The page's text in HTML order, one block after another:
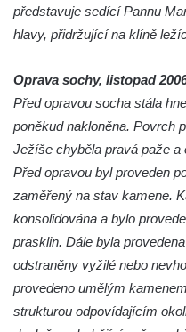
Socha Kozorožec horský
Socha Včela v ZOO
Socha Nosorožík v ZOO
Socha Beruška v ZOO
Socha Vážka v ZOO
Socha Volavka v ZOO
Flamingo trůn v ZOO
Lysá nad Labem, barokní
Socha Opičákovník v
představuje sedící Pannu
hlavy, přidržující na klíně
Oprava sochy, listopad
Před opravou socha stála
poněkud nakloněna. Povrch
Ježíše chyběla pravá paže a
Před opravou byl proveden
zaměřený na stav kamene.
konsolidována a bylo
prasklin. Dále byla
odstraněny vyžilé nebo
provedeno umělým
strukturou odpovídajícím